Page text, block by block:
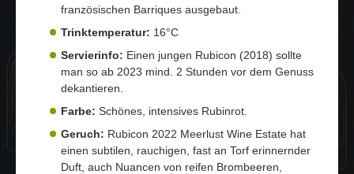
französischen Barriques ausgebaut.
Trinktemperatur: 16°C
Servierinfo: Einen jungen Rubicon (2018) sollte
man so ab 2023 mind. 2 Stunden vor dem Genuss
dekantieren.
Farbe: Schönes, intensives Rubinrot.
Geruch: Rubicon 2022 Meerlust Wine Estate hat
einen subtilen, rauchigen, fast an Torf erinnernder
Duft, auch Nuancen von reifen Brombeeren,